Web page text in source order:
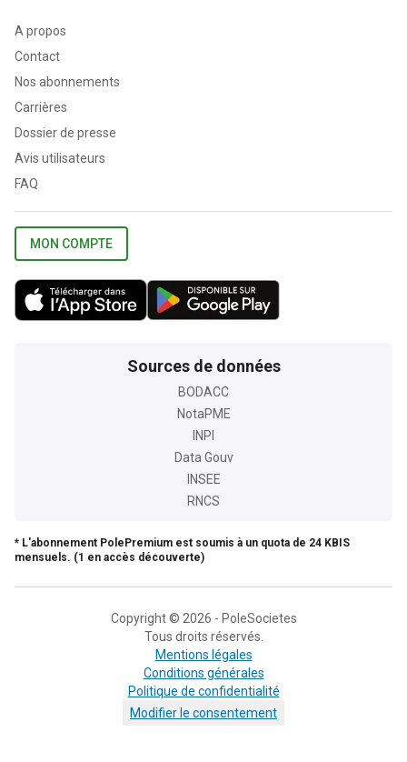
A propos
Contact
Nos abonnements
Carrières
Dossier de presse
Avis utilisateurs
FAQ
MON COMPTE
Sources de données
BODACC
NotaPME
INPI
Data Gouv
INSEE
RNCS
* L'abonnement PolePremium est soumis à un quota de 24 KBIS
mensuels. (1 en accès découverte)
Copyright © 2026 - PoleSocietes
Tous droits réservés.
Mentions légales
Conditions générales
Politique de confidentialité
Modifier le consentement